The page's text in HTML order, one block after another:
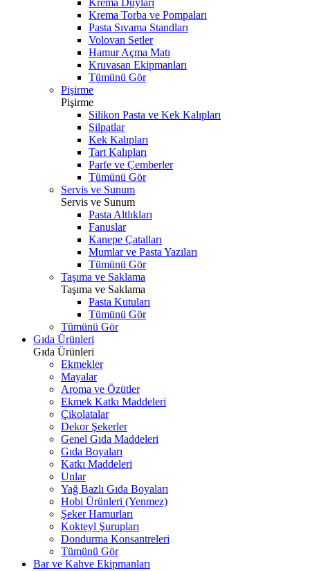
Krema Duyları
Krema Torba ve Pompaları
Pasta Sıvama Standları
Volovan Setler
Hamur Açma Matı
Kruvasan Ekipmanları
Tümünü Gör
Pişirme
Pişirme
Silikon Pasta ve Kek Kalıpları
Silpatlar
Kek Kalıpları
Tart Kalıpları
Parfe ve Çemberler
Tümünü Gör
Servis ve Sunum
Servis ve Sunum
Pasta Altlıkları
Fanuslar
Kanepe Çatalları
Mumlar ve Pasta Yazıları
Tümünü Gör
Taşıma ve Saklama
Taşıma ve Saklama
Pasta Kutuları
Tümünü Gör
Tümünü Gör
Gıda Ürünleri
Gıda Ürünleri
Ekmekler
Mayalar
Aroma ve Özütler
Ekmek Katkı Maddeleri
Çikolatalar
Dekor Şekerler
Genel Gıda Maddeleri
Gıda Boyaları
Katkı Maddeleri
Unlar
Yağ Bazlı Gıda Boyaları
Hobi Ürünleri (Yenmez)
Şeker Hamurları
Kokteyl Şurupları
Dondurma Konsantreleri
Tümünü Gör
Bar ve Kahve Ekipmanları